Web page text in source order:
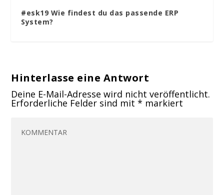
#esk19 Wie findest du das passende ERP
System?
Hinterlasse eine Antwort
Deine E-Mail-Adresse wird nicht veröffentlicht.
Erforderliche Felder sind mit* markiert